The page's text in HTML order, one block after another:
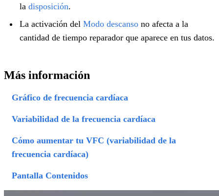
la disposición.
La activación del Modo descanso no afecta a la
cantidad de tiempo reparador que aparece en tus datos.
Más información
Gráfico de frecuencia cardíaca
Variabilidad de la frecuencia cardíaca
Cómo aumentar tu VFC (variabilidad de la
frecuencia cardíaca)
Pantalla Contenidos